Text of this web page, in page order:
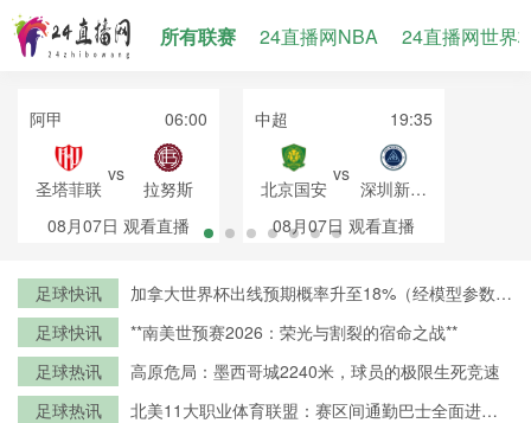
所有联赛 24直播网NBA 24直播网世界
阿甲 06:00
圣塔菲联
vs
拉努斯
08月07日 观看直播
中超 19:35
北京国安
vs
深圳新鹏
城
08月07日 观看直播
足球快讯
加拿大世界杯出线预期概率升至18%（经模型参数修
足球快讯
**南美世预赛2026：荣光与割裂的宿命之战**
足球热讯
高原危局：墨西哥城2240米，球员的极限生死竞速
足球热讯
北美11大职业体育联盟：赛区间通勤巴士全面进入